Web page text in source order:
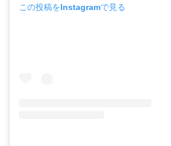
この投稿をInstagramで見る